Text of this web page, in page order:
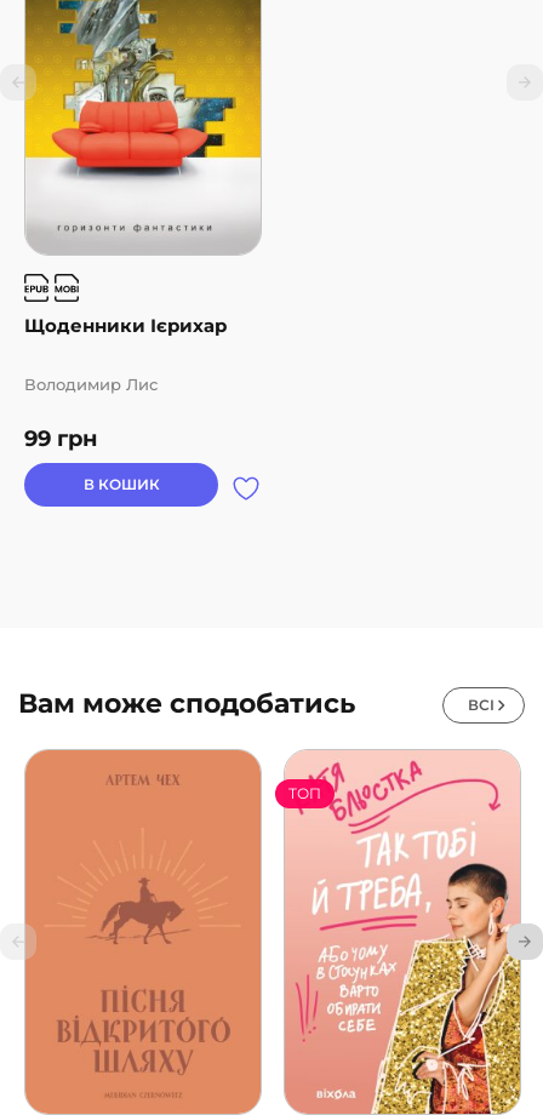
Щоденники Ієрихар
99 грн
Володимир Лис
В КОШИК
Вам може сподобатись ВСІ
ТОП